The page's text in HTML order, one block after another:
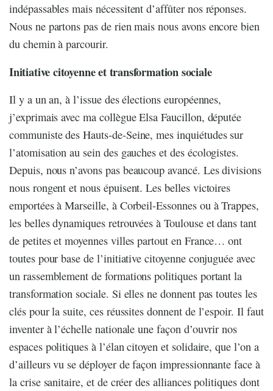
indépassables mais nécessitent d’affûter nos réponses.
Nous ne partons pas de rien mais nous avons encore bien
du chemin à parcourir.
Initiative citoyenne et transformation sociale
Il y a un an, à l’issue des élections européennes,
j’exprimais avec ma collègue Elsa Faucillon, députée
communiste des Hauts-de-Seine, mes inquiétudes sur
l’atomisation au sein des gauches et des écologistes.
Depuis, nous n’avons pas beaucoup avancé. Les divisions
nous rongent et nous épuisent. Les belles victoires
emportées à Marseille, à Corbeil-Essonnes ou à Trappes,
les belles dynamiques retrouvées à Toulouse et dans tant
de petites et moyennes villes partout en France… ont
toutes pour base de l’initiative citoyenne conjuguée avec
un rassemblement de formations politiques portant la
transformation sociale. Si elles ne donnent pas toutes les
clés pour la suite, ces réussites donnent de l’espoir. Il faut
inventer à l’échelle nationale une façon d’ouvrir nos
espaces politiques à l’élan citoyen et solidaire, que l’on a
d’ailleurs vu se déployer de façon impressionnante face à
la crise sanitaire, et de créer des alliances politiques dont